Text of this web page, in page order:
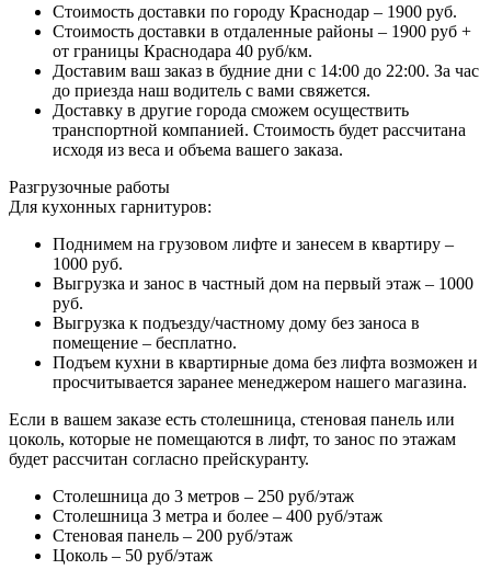
Стоимость доставки по городу Краснодар – 1900 руб.
Стоимость доставки в отдаленные районы – 1900 руб +
от границы Краснодара 40 руб/км.
Доставим ваш заказ в будние дни с 14:00 до 22:00. За час
до приезда наш водитель с вами свяжется.
Доставку в другие города сможем осуществить
транспортной компанией. Стоимость будет рассчитана
исходя из веса и объема вашего заказа.
Разгрузочные работы
Для кухонных гарнитуров:
Поднимем на грузовом лифте и занесем в квартиру –
1000 руб.
Выгрузка и занос в частный дом на первый этаж – 1000
руб.
Выгрузка к подъезду/частному дому без заноса в
помещение – бесплатно.
Подъем кухни в квартирные дома без лифта возможен и
просчитывается заранее менеджером нашего магазина.
Если в вашем заказе есть столешница, стеновая панель или
цоколь, которые не помещаются в лифт, то занос по этажам
будет рассчитан согласно прейскуранту.
Столешница до 3 метров – 250 руб/этаж
Столешница 3 метра и более – 400 руб/этаж
Стеновая панель – 200 руб/этаж
Цоколь – 50 руб/этаж